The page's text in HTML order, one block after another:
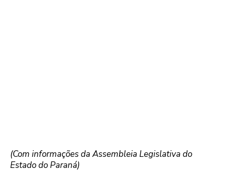
(Com informações da Assembleia Legislativa do
Estado do Paraná)